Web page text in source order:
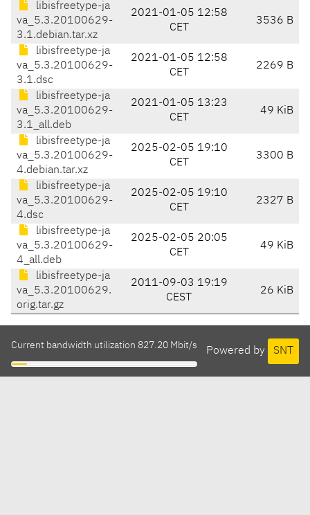
libisfreetype-ja
va_5.3.20100629-
3.1.debian.tar.xz
2021-01-05 12:58
CET
3536 B
libisfreetype-ja
va_5.3.20100629-
3.1.dsc
2021-01-05 12:58
CET
2269 B
libisfreetype-ja
va_5.3.20100629-
3.1_all.deb
2021-01-05 13:23
CET
49 KiB
libisfreetype-ja
va_5.3.20100629-
4.debian.tar.xz
2025-02-05 19:10
CET
3300 B
libisfreetype-ja
va_5.3.20100629-
4.dsc
2025-02-05 19:10
CET
2327 B
libisfreetype-ja
va_5.3.20100629-
4_all.deb
2025-02-05 20:05
CET
49 KiB
libisfreetype-ja
va_5.3.20100629.
orig.tar.gz
2011-09-03 19:19
CEST
26 KiB
Powered by SNT
Current bandwidth utilization 827.20 Mbit/s